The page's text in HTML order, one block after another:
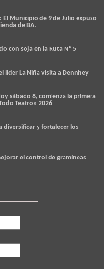
Municipio de 9 de Julio expuso
de BA.
con soja en la Ruta Nº 5
lider La Niña visita a Dennhey
sábado 8, comienza la primera
Teatro» 2026
diversificar y fortalecer los
el control de gramíneas